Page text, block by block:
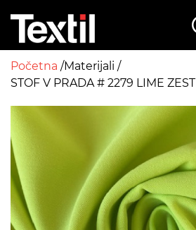
Početna Materijali
STOF V PRADA # 2279 LIME ZEST